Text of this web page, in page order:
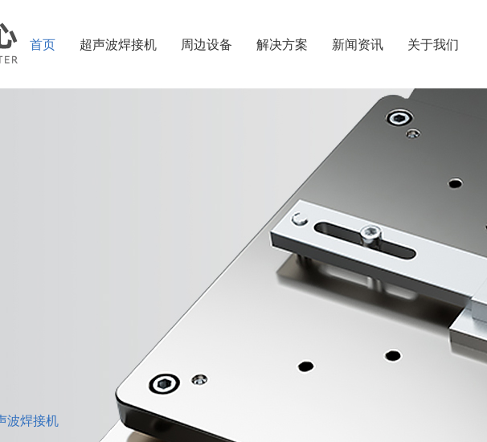
首页 超声波焊接机 周边设备 解决方案 新闻资讯 关于我们
波焊接机